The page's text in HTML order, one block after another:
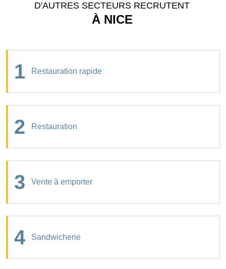
D'AUTRES SECTEURS RECRUTENT
À NICE
1 Restauration rapide
2 Restauration
3 Vente à emporter
4 Sandwicherie